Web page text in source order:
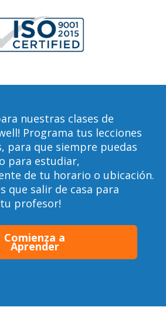
nuestras clases de
Programa tus lecciones
para que siempre puedas
para estudiar,
de tu horario o ubicación.
que salir de casa para
profesor!
Comienza a
Aprender